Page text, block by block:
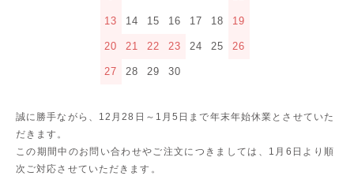
13 14 15 16 17 18 19
20 21 22 23 24 25 26
27 28 29 30
誠に勝手ながら、12月28日～1月5日まで年末年始休業とさせていた
だきます。
この期間中のお問い合わせやご注文につきましては、1月6日より順
次ご対応させていただきます。